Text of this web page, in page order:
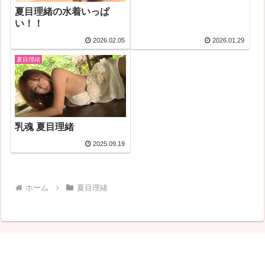
夏目理緒の水着いっぱ
い！！
2026.02.05 2026.01.29
夏目理緒
乳魂 夏目理緒
2025.09.19
ホーム 夏目理緒